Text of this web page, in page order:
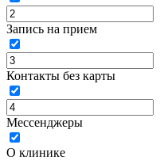
Запись на прием
Контакты без карты
Мессенджеры
О клинике